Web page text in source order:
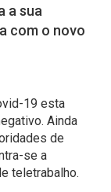
a sua
com o novo
19 esta
Ainda
de
se a
teletrabalho.